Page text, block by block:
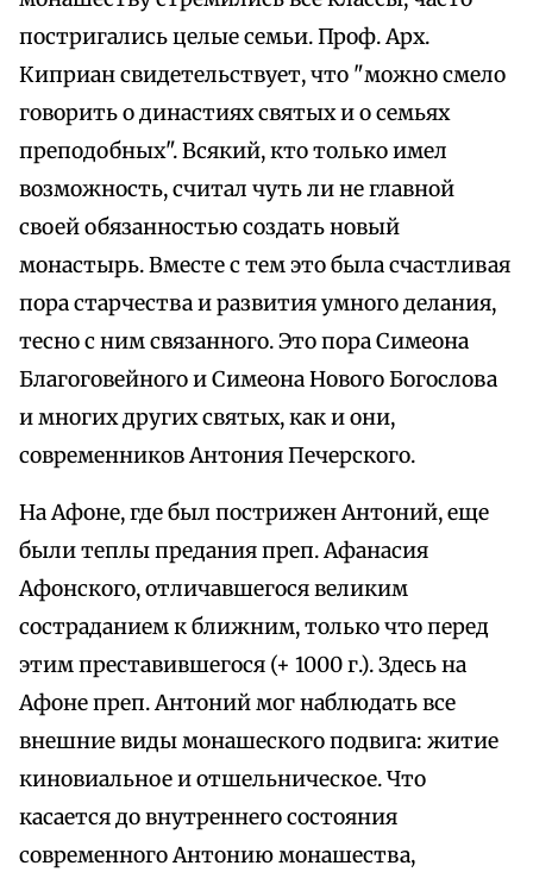
постригались целые семьи. Проф. Арх.
Киприан свидетельствует, что "можно смело
говорить о династиях святых и о семьях
преподобных". Всякий, кто только имел
возможность, считал чуть ли не главной
своей обязанностью создать новый
монастырь. Вместе с тем это была счастливая
пора старчества и развития умного делания,
тесно с ним связанного. Это пора Симеона
Благоговейного и Симеона Нового Богослова
и многих других святых, как и они,
современников Антония Печерского.
На Афоне, где был пострижен Антоний, еще
были теплы предания преп. Афанасия
Афонского, отличавшегося великим
состраданием к ближним, только что перед
этим преставившегося (+ 1000 г.). Здесь на
Афоне преп. Антоний мог наблюдать все
внешние виды монашеского подвига: житие
киновиальное и отшельническое. Что
касается до внутреннего состояния
современного Антонию монашества,